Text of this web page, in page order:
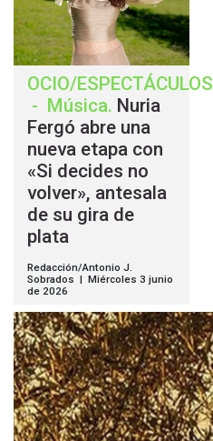
OCIO/ESPECTÁCULOS
- Música. Nuria
Fergó abre una
nueva etapa con
«Si decides no
volver», antesala
de su gira de
plata
Redacción/Antonio J.
Sobrados | Miércoles 3 junio
de 2026